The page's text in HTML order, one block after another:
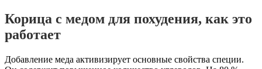
Корица с медом для похудения, как это
работает
Добавление меда активизирует основные свойства специи.